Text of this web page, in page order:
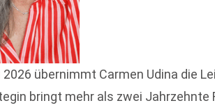
2026 übernimmt Carmen Udina die
bringt mehr als zwei